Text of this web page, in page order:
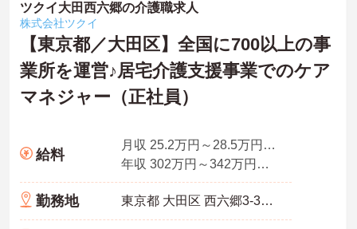
ツクイ大田西六郷の介護職求人
株式会社ツクイ
【東京都／大田区】全国に700以上の事
業所を運営♪居宅介護支援事業でのケア
マネジャー（正社員）
給料
月収 25.2万円～28.5万円程度（諸手当込み）
年収 302万円～342万円程度（別途賞与付与）
勤務地 東京都 大田区 西六郷3-31-12